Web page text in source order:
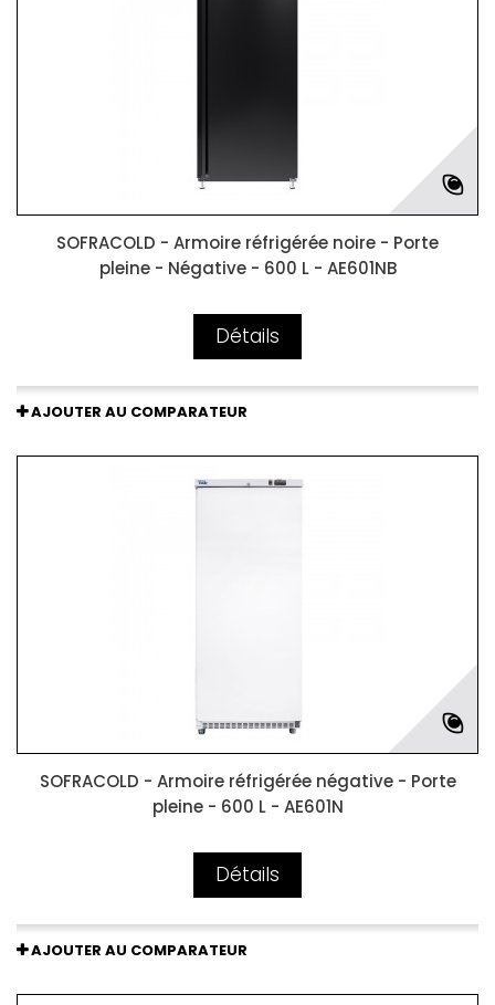
SOFRACOLD - Armoire réfrigérée noire - Porte
pleine - Négative - 600 L - AE601NB
Détails
AJOUTER AU COMPARATEUR
SOFRACOLD - Armoire réfrigérée négative - Porte
pleine - 600 L - AE601N
Détails
AJOUTER AU COMPARATEUR